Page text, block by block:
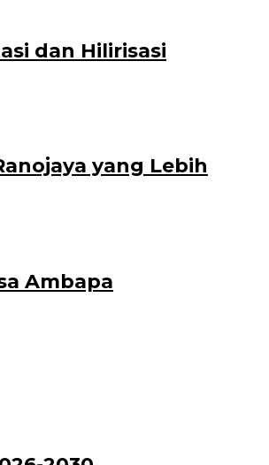
dan Hilirisasi
yang Lebih
Ambapa